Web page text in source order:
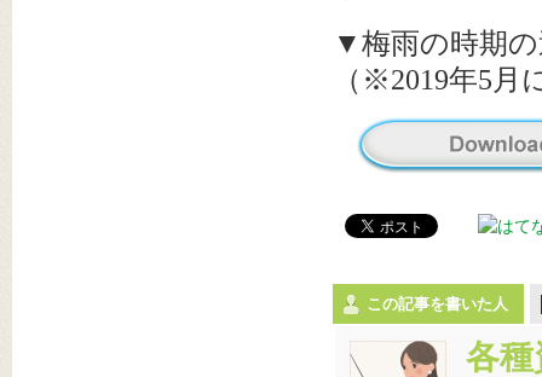
▼梅雨の時期
（※2019年5
この記事を書いた人
各種